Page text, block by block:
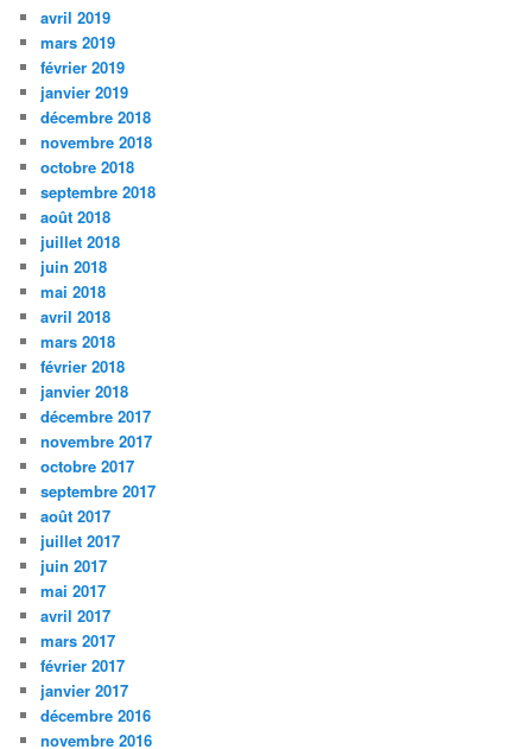
avril 2019
mars 2019
février 2019
janvier 2019
décembre 2018
novembre 2018
octobre 2018
septembre 2018
août 2018
juillet 2018
juin 2018
mai 2018
avril 2018
mars 2018
février 2018
janvier 2018
décembre 2017
novembre 2017
octobre 2017
septembre 2017
août 2017
juillet 2017
juin 2017
mai 2017
avril 2017
mars 2017
février 2017
janvier 2017
décembre 2016
novembre 2016